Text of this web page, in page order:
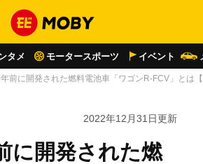
タメ モータースポーツ イベント
前に開発された燃料電池車「ワゴンR-FCV」とは【
2022年12月31日更新
に開発された燃